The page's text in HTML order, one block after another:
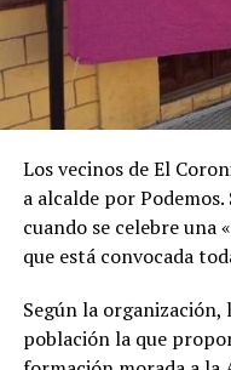
Los vecinos de El
a alcalde por
cuando se celebre una
que está convocada
Según la organización,
población la que